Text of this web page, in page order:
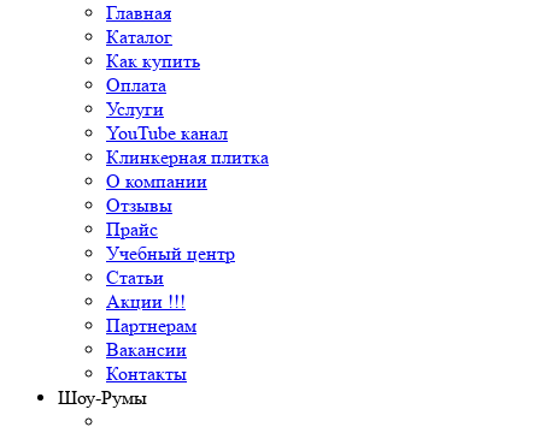
Главная
Каталог
Как купить
Оплата
Услуги
YouTube канал
Клинкерная плитка
О компании
Отзывы
Прайс
Учебный центр
Статьи
Акции !!!
Партнерам
Вакансии
Контакты
Шоу-Румы